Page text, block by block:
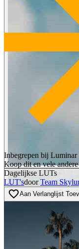
Inbegrepen bij Luminar
Koop dit en vele
Dagelijkse LUTs
LUT'sdoor Team
favorite_borderAan Verlanglijst